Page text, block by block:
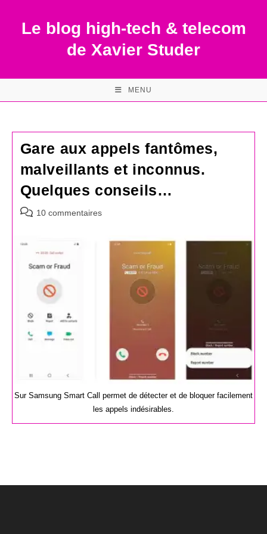
contentLe blog high-tech & telecom
de Xavier Studer
MENU
Gare aux appels fantômes,
malveillants et inconnus.
Quelques conseils…
Commentaires
publication :
10 commentaires
Sur Samsung Smart Call permet de détecter et de bloquer facilement
les appels indésirables.